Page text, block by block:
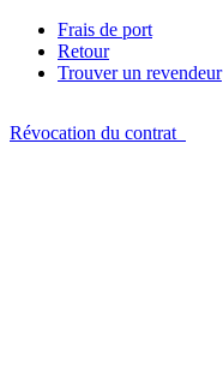
Frais de port
Retour
Trouver un revendeur
Révocation du contrat